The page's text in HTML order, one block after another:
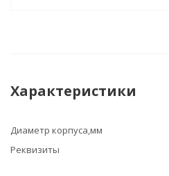
Характеристики
Диаметр корпуса,мм
Реквизиты